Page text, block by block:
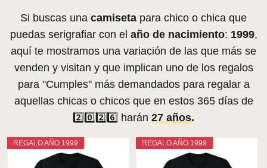
Si buscas una camiseta para chico o chica que
puedas serigrafiar con el año de nacimiento: 1999,
aquí te mostramos una variación de las que más se
venden y visitan y que implican uno de los regalos
para "Cumples" más demandados para regalar a
aquellas chicas o chicos que en estos 365 días de
2️⃣0️⃣2️⃣6️⃣ harán 27 años.
REGALO AÑO 1999 REGALO AÑO 1999